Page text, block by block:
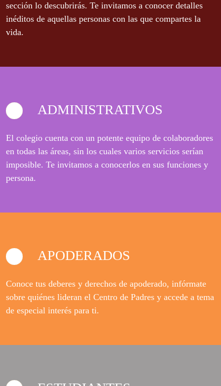
sección lo descubrirás. Te invitamos a conocer detalles
inéditos de aquellas personas con las que compartes la
vida.
ADMINISTRATIVOS
El colegio cuenta con un potente equipo de colaboradores
en todas las áreas, sin los cuales varios servicios serían
imposible. Te invitamos a conocerlos en sus funciones y
persona.
APODERADOS
Conoce tus deberes y derechos de apoderado, infórmate
sobre quiénes lideran el Centro de Padres y accede a tema
de especial interés para ti.